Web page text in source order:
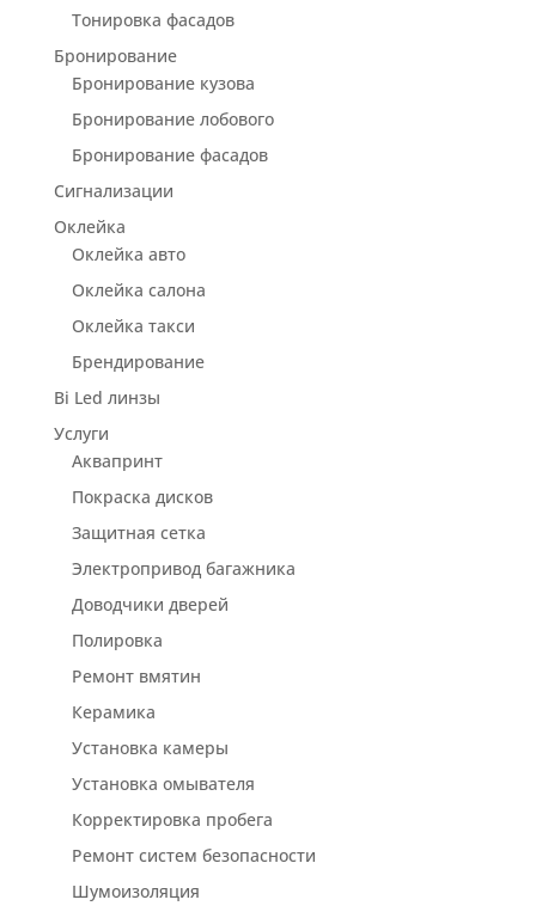
Тонировка фасадов
Бронирование
Бронирование кузова
Бронирование лобового
Бронирование фасадов
Сигнализации
Оклейка
Оклейка авто
Оклейка салона
Оклейка такси
Брендирование
Bi Led линзы
Услуги
Аквапринт
Покраска дисков
Защитная сетка
Электропривод багажника
Доводчики дверей
Полировка
Ремонт вмятин
Керамика
Установка камеры
Установка омывателя
Корректировка пробега
Ремонт систем безопасности
Шумоизоляция